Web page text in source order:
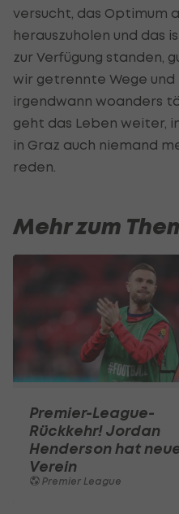
versucht, das Optimum
herauszuholen und das
zur Verfügung standen,
wir getrennte Wege
irgendwann woanders
geht das Leben weiter,
in Graz auch niemand
reden.
Mehr zum
Premier-League-
Rückkehr! Jordan
Henderson hat
Verein
Premier League